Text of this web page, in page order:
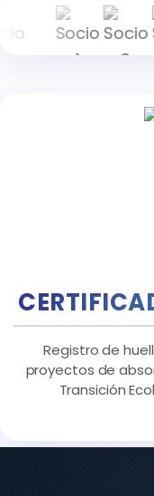
Registro de
proyectos de
Transición